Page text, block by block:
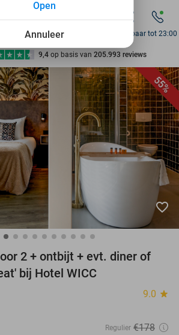
Ontdek 15.000+ deals
7 dagen per week beschikbaar
10+ miljoen leden
9,4 op basis van205.993 reviews
Ontdek 15.000+ deals
7 dagen per week beschikbaar
10+ miljoen leden
Bereikbaar tot 23:00
55%
favorite_border
2 + ontbijt + evt. diner of
bij Hotel WICC
9.0 star
Regulier €178
Annuleer
Open